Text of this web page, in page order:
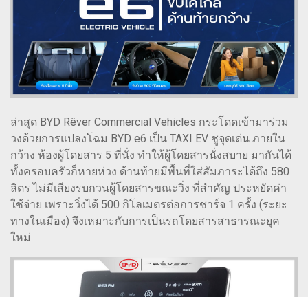
ล่าสุด BYD Rêver Commercial Vehicles กระโดดเข้ามาร่วม
วงด้วยการแปลงโฉม BYD e6 เป็น TAXI EV ชูจุดเด่น ภายใน
กว้าง ห้องผู้โดยสาร 5 ที่นั่ง ทำให้ผู้โดยสารนั่งสบาย มากันได้
ทั้งครอบครัวก็หายห่วง ด้านท้ายมีพื้นที่ใส่สัมภาระได้ถึง 580
ลิตร ไม่มีเสียงรบกวนผู้โดยสารขณะวิ่ง ที่สำคัญ ประหยัดค่า
ใช้จ่าย เพราะวิ่งได้ 500 กิโลเมตรต่อการชาร์จ 1 ครั้ง (ระยะ
ทางในเมือง) จึงเหมาะกับการเป็นรถโดยสารสาธารณะยุค
ใหม่